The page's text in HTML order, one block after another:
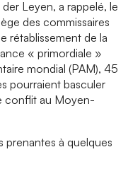
Leyen, a rappelé, le
des commissaires
rétablissement de la
« primordiale »
mondial (PAM), 45
pourraient basculer
conflit au Moyen-
prenantes à quelques